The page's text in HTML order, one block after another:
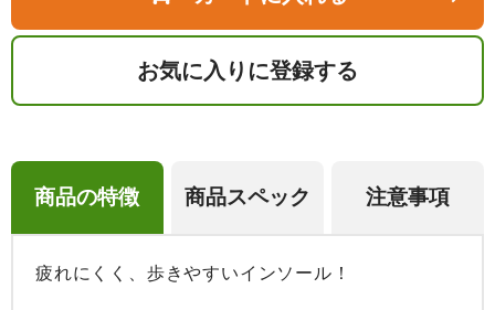
お気に入りに登録する
商品の特徴 商品スペック 注意事項
疲れにくく、歩きやすいインソール！